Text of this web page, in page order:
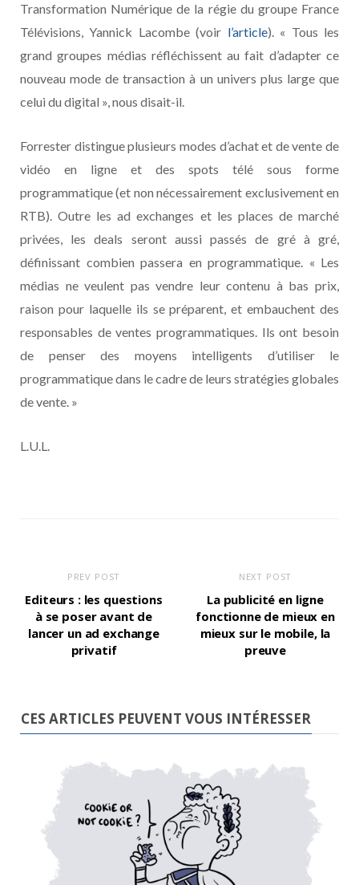
Transformation Numérique de la régie du groupe France
Télévisions, Yannick Lacombe (voir l’article). « Tous les
grand groupes médias réfléchissent au fait d’adapter ce
nouveau mode de transaction à un univers plus large que
celui du digital », nous disait-il.
Forrester distingue plusieurs modes d’achat et de vente de
vidéo en ligne et des spots télé sous forme
programmatique (et non nécessairement exclusivement en
RTB). Outre les ad exchanges et les places de marché
privées, les deals seront aussi passés de gré à gré,
définissant combien passera en programmatique. « Les
médias ne veulent pas vendre leur contenu à bas prix,
raison pour laquelle ils se préparent, et embauchent des
responsables de ventes programmatiques. Ils ont besoin
de penser des moyens intelligents d’utiliser le
programmatique dans le cadre de leurs stratégies globales
de vente. »
L.U.L.
PREV POST
Editeurs : les questions
à se poser avant de
lancer un ad exchange
privatif
NEXT POST
La publicité en ligne
fonctionne de mieux en
mieux sur le mobile, la
preuve
CES ARTICLES PEUVENT VOUS INTÉRESSER